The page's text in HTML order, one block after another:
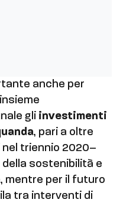
anche per
gli investimenti
, pari a oltre
triennio 2020–
della sostenibilità e
mentre per il futuro
tra interventi di